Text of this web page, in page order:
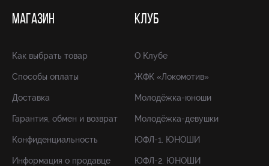
МАГАЗИН
Как выбрать товар
Способы оплаты
Доставка
Гарантия, обмен и возврат
Конфиденциальность
Информация о продавце
КЛУБ
О Клубе
ЖФК «Локомотив»
Молодёжка-юноши
Молодёжка-девушки
ЮФЛ-1. ЮНОШИ
ЮФЛ-2. ЮНОШИ